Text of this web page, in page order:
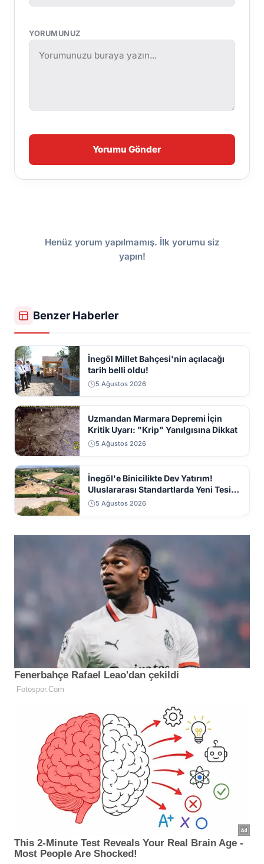
YORUMUNUZ
Yorumu Gönder
Henüz yorum yapılmamış. İlk yorumu siz
yapın!
Benzer Haberler
İnegöl Millet Bahçesi'nin açılacağı
tarih belli oldu!
5 Ağustos 2026
Uzmandan Marmara Depremi İçin
Kritik Uyarı: "Krip" Yanılgısına Dikkat
5 Ağustos 2026
İnegöl'e Binicilikte Dev Yatırım!
Uluslararası Standartlarda Yeni Tesis
Geliyor
5 Ağustos 2026